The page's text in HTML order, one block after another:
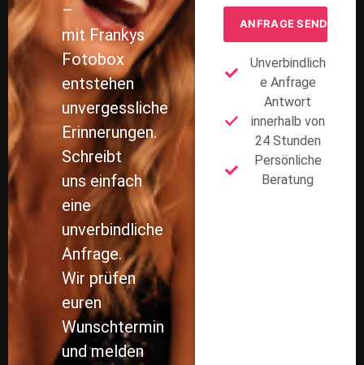
–
mit Frankys
Fotobox
entstehen
unvergessliche
Erinnerungen.
Schreibt
uns einfach
eine
unverbindliche
Anfrage.
Wir prüfen
euren
Wunschtermin
und melden
Unverbindlich
e Anfrage
Antwort
innerhalb von
24 Stunden
Persönliche
Beratung